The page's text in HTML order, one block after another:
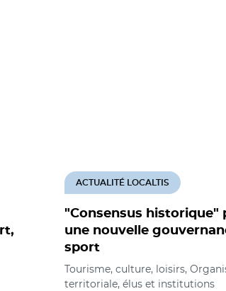
"Consensus historique"
une nouvelle
sport
ACTUALITÉ LOCALTIS
Tourisme, culture, loisirs,
territoriale, élus et institutions